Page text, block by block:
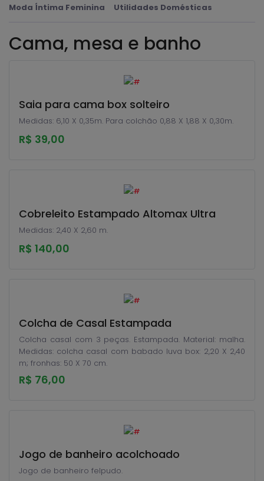
Moda Íntima Feminina Utilidades Domésticas
Cama, mesa e banho
Saia para cama box solteiro
Medidas: 6,10 X 0,35m. Para colchão 0,88 X 1,88 X 0,30m.
R$ 39,00
Cobreleito Estampado Altomax Ultra
Medidas: 2,40 X 2,60 m.
R$ 140,00
Colcha de Casal Estampada
Colcha casal com 3 peças. Estampada. Material: malha.
Medidas: colcha casal com babado luva box: 2,20 X 2,40
m; fronhas: 50 X 70 cm.
R$ 76,00
Jogo de banheiro acolchoado
Jogo de banheiro felpudo.